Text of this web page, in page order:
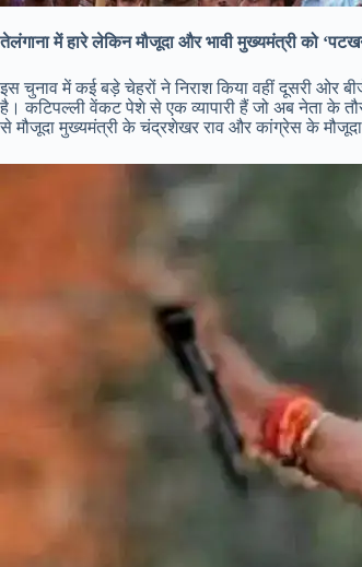
तेलंगाना में हारे लेकिन मौजूदा और भावी मुख्यमंत्री को
इस चुनाव में कई बड़े चेहरों ने निराश किया वहीं दूसरी ओर
है। कटिपल्ली वेंकट पेशे से एक व्यापारी हैं जो अब नेता के
से मौजूदा मुख्यमंत्री के चंद्रशेखर राव और कांग्रेस के